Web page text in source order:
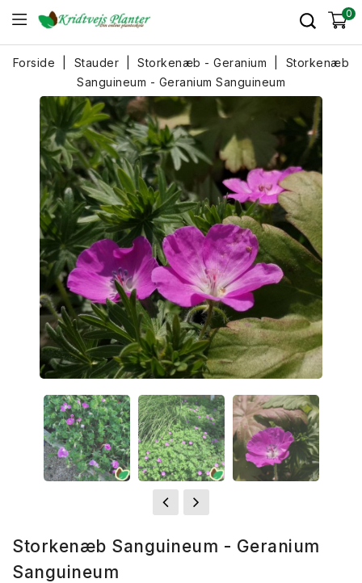
0
Forside Stauder Storkenæb - Geranium
Storkenæb
Sanguineum - Geranium Sanguineum
Storkenæb Sanguineum - Geranium
Sanguineum